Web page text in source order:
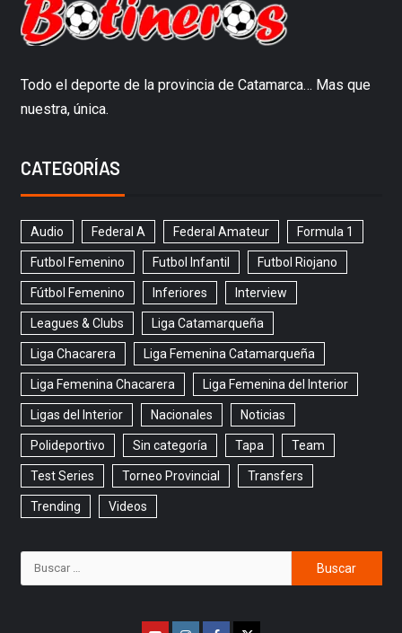
Todo el deporte de la provincia de Catamarca… Mas que
nuestra, única.
CATEGORÍAS
Audio Federal A Federal Amateur Formula 1
Futbol Femenino Futbol Infantil Futbol Riojano
Fútbol Femenino Inferiores Interview
Leagues & Clubs Liga Catamarqueña
Liga Chacarera Liga Femenina Catamarqueña
Liga Femenina Chacarera Liga Femenina del Interior
Ligas del Interior Nacionales Noticias
Polideportivo Sin categoría Tapa Team
Test Series Torneo Provincial Transfers
Trending Videos